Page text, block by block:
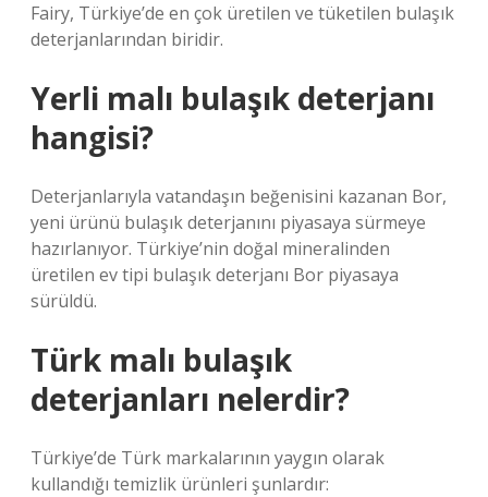
Fairy, Türkiye’de en çok üretilen ve tüketilen bulaşık
deterjanlarından biridir.
Yerli malı bulaşık deterjanı
hangisi?
Deterjanlarıyla vatandaşın beğenisini kazanan Bor,
yeni ürünü bulaşık deterjanını piyasaya sürmeye
hazırlanıyor. Türkiye’nin doğal mineralinden
üretilen ev tipi bulaşık deterjanı Bor piyasaya
sürüldü.
Türk malı bulaşık
deterjanları nelerdir?
Türkiye’de Türk markalarının yaygın olarak
kullandığı temizlik ürünleri şunlardır: